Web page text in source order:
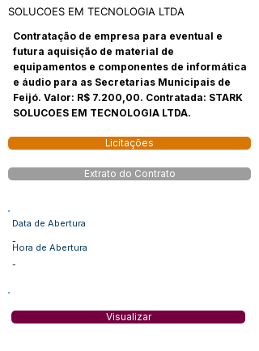
SOLUCOES EM TECNOLOGIA LTDA
Contratação de empresa para eventual e
futura aquisição de material de
equipamentos e componentes de informática
e áudio para as Secretarias Municipais de
Feijó. Valor: R$ 7.200,00. Contratada: STARK
SOLUCOES EM TECNOLOGIA LTDA.
Licitações
Extrato do Contrato
Data de Abertura
-
Hora de Abertura
-
Visualizar